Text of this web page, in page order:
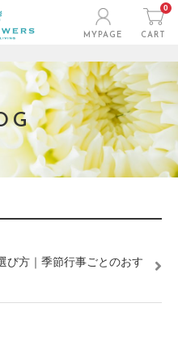
MYPAGE
0
CART
び方｜季節行事ごとのおす